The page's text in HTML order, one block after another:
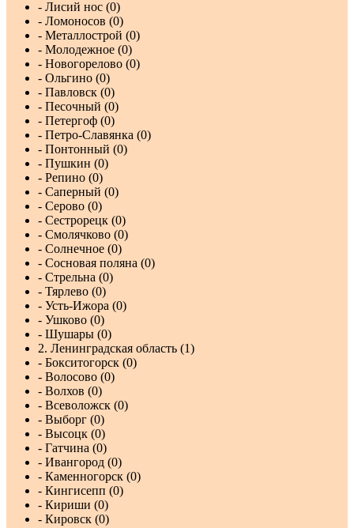
- Лисий нос (0)
- Ломоносов (0)
- Металлострой (0)
- Молодежное (0)
- Новогорелово (0)
- Ольгино (0)
- Павловск (0)
- Песочный (0)
- Петергоф (0)
- Петро-Славянка (0)
- Понтонный (0)
- Пушкин (0)
- Репино (0)
- Саперный (0)
- Серово (0)
- Сестрорецк (0)
- Смолячково (0)
- Солнечное (0)
- Сосновая поляна (0)
- Стрельна (0)
- Тярлево (0)
- Усть-Ижора (0)
- Ушково (0)
- Шушары (0)
2. Ленинградская область (1)
- Бокситогорск (0)
- Волосово (0)
- Волхов (0)
- Всеволожск (0)
- Выборг (0)
- Высоцк (0)
- Гатчина (0)
- Ивангород (0)
- Каменногорск (0)
- Кингисепп (0)
- Кириши (0)
- Кировск (0)